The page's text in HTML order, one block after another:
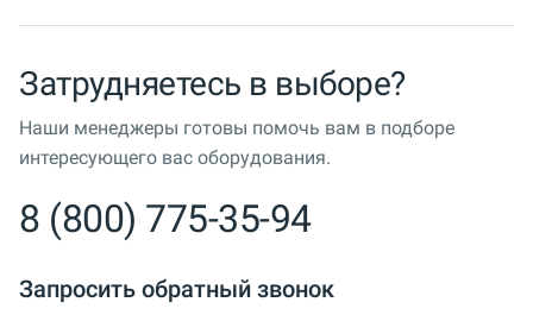
Затрудняетесь в выборе?
Наши менеджеры готовы помочь вам в подборе
интересующего вас оборудования.
8 (800) 775-35-94
Запросить обратный звонок